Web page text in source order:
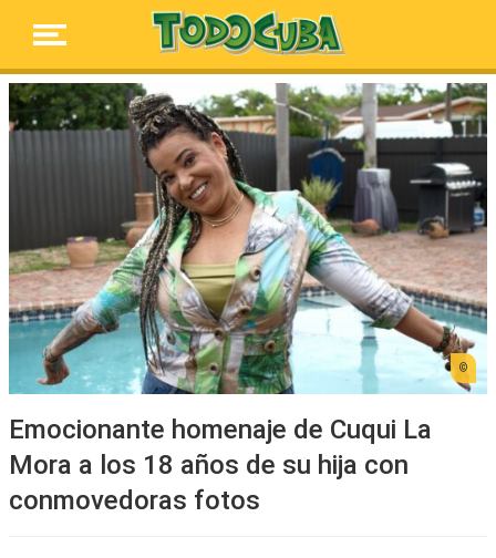
Emocionante homenaje de Cuqui La
Mora a los 18 años de su hija con
conmovedoras fotos